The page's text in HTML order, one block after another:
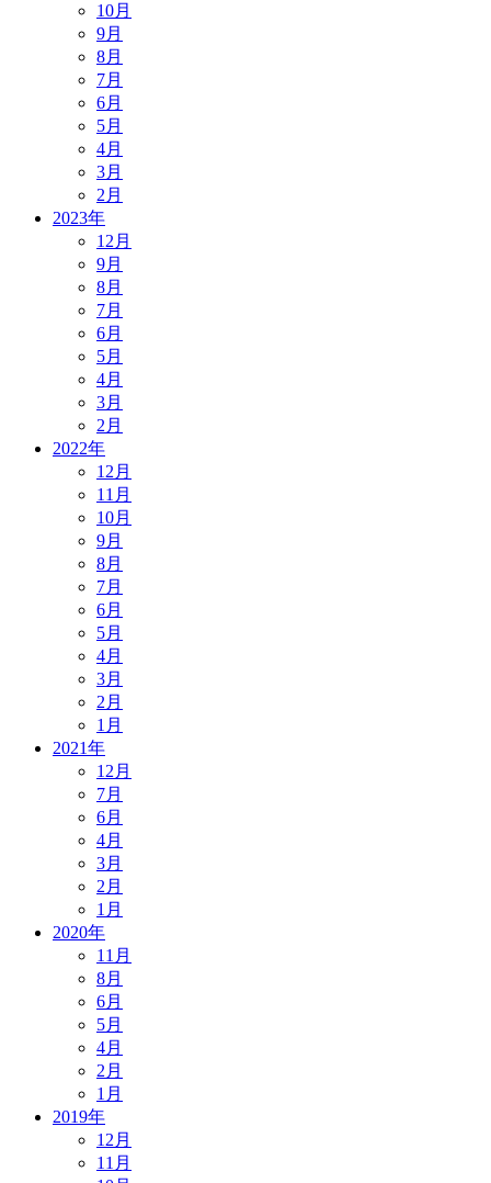
10月
9月
8月
7月
6月
5月
4月
3月
2月
2023年
12月
9月
8月
7月
6月
5月
4月
3月
2月
2022年
12月
11月
10月
9月
8月
7月
6月
5月
4月
3月
2月
1月
2021年
12月
7月
6月
4月
3月
2月
1月
2020年
11月
8月
6月
5月
4月
2月
1月
2019年
12月
11月